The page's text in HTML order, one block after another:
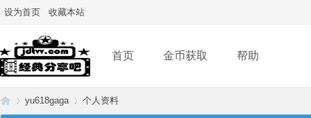
设为首页 收藏本站
首页 金币获取 帮助
yu618gaga 个人资料